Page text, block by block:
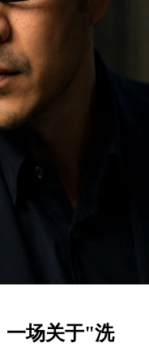
一场关于"洗